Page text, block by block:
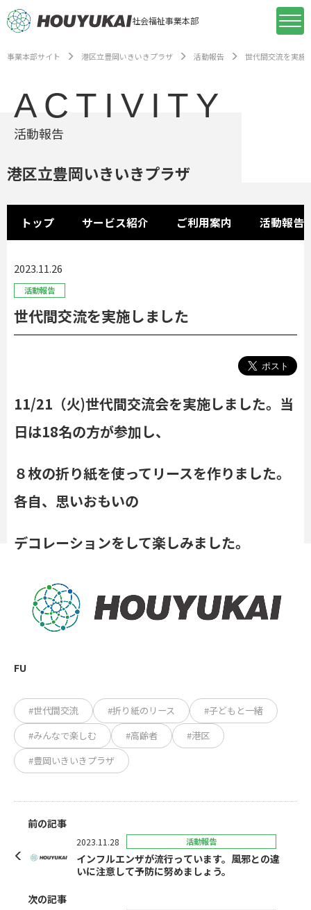
社会福祉事業本部
事業本部サイト 港区立豊岡いきいきプラザ 活動報告 世代間交流を実施
ACTIVITY
活動報告
港区立豊岡いきいきプラザ
トップ サービス紹介 ご利用案内 活動報告
2023.11.26
活動報告
世代間交流を実施しました
11/21（火)世代間交流会を実施しました。当
日は18名の方が参加し、
８枚の折り紙を使ってリースを作りました。
各自、思いおもいの
デコレーションをして楽しみました。
FU
#世代間交流 #折り紙のリース
#子どもと一緒
#みんなで楽しむ
#高齢者
#港区
#豊岡いきいきプラザ
前の記事
2023.11.28 活動報告
インフルエンザが流行っています。風邪との違
いに注意して予防に努めましょう。
次の記事